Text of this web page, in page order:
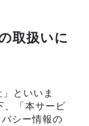
取扱いに
といいま
、「本サービ
シー情報の